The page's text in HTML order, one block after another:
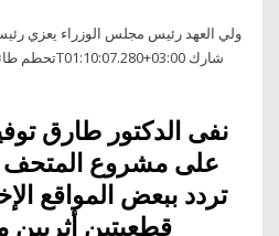
ولي العهد رئيس مجلس الوزراء يعزي
نفى الدكتور طارق
على مشروع المتحف
تردد ببعض المواقع
قطعيتين